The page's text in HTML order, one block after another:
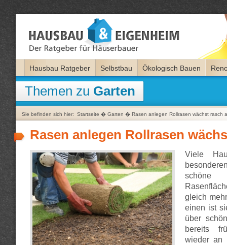
Hausbau Ratgeber Selbstbau Ökologisch Bauen
Themen zu Garten
Sie befinden sich hier: Startseite � Garten � Rasen anlegen Rollrasen wächst rasch
Rasen anlegen Rollrasen
Viele
gleich
einen ist
über
bereits
wieder an